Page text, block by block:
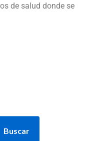
de salud donde se
Buscar